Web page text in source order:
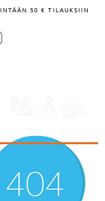
50 € TILAUKSIIN